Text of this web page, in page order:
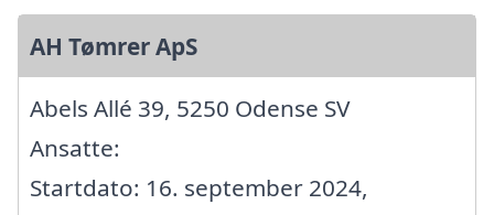
AH Tømrer ApS
Abels Allé 39, 5250 Odense SV
Ansatte:
Startdato: 16. september 2024,